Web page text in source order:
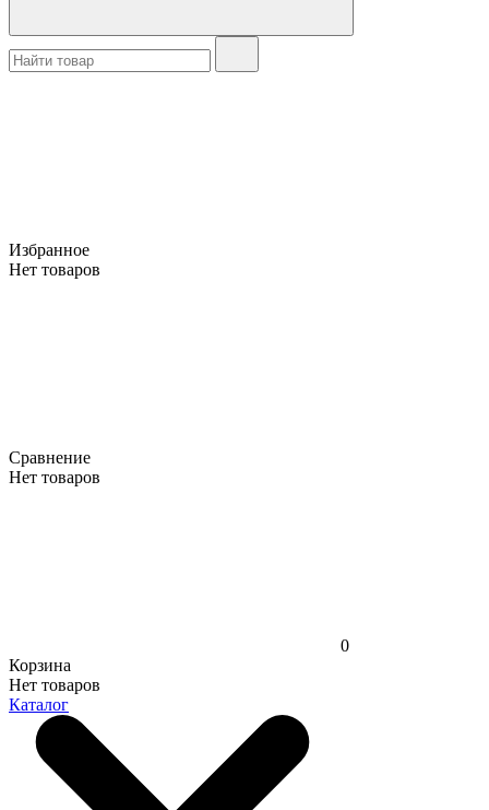
Избранное
Нет товаров
Сравнение
Нет товаров
0
Корзина
Нет товаров
Каталог